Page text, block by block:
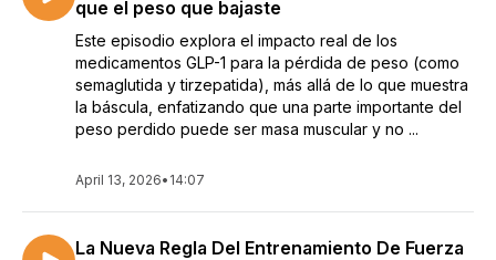
que el peso que bajaste
Este episodio explora el impacto real de los
medicamentos GLP-1 para la pérdida de peso (como
semaglutida y tirzepatida), más allá de lo que muestra
la báscula, enfatizando que una parte importante del
peso perdido puede ser masa muscular y no ...
April 13, 2026• 14:07
La Nueva Regla Del Entrenamiento De Fuerza